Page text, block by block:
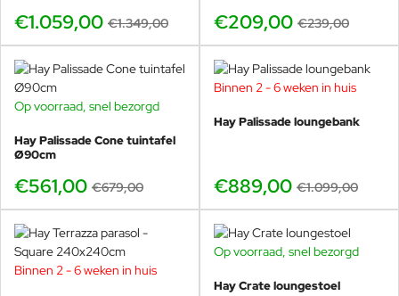
€1.059,00 €1.349,00 €209,00 €239,00
-17%
Op voorraad, snel bezorgd
Hay Palissade Cone tuintafel
Ø90cm
€561,00 €679,00
-19%
Binnen 2 - 6 weken in huis
Hay Palissade loungebank
€889,00 €1.099,00
-20%
Binnen 2 - 6 weken in huis
Op voorraad, snel bezorgd
Hay Crate loungestoel